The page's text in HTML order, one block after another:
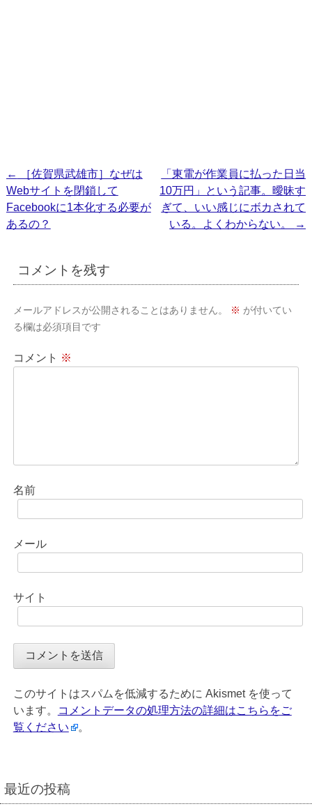
投
稿
ナ
ゲ
ー
シ
ョ
←
［佐賀県武雄市］なぜは
Webサイトを閉鎖して
Facebookに1本化する必要が
あるの？
「東電が作業員に払った日当
10万円」という記事。曖昧す
ぎて、いい感じにボカされて
いる。よくわからない。
→
コメントを残す
メールアドレスが公開されることはありません。 ※ が付いてい
る欄は必須項目です
コメント ※
名前
メール
サイト
このサイトはスパムを低減するために Akismet を使って
います。
コメントデータの処理方法の詳細はこちらをご
覧ください
。
最近の投稿